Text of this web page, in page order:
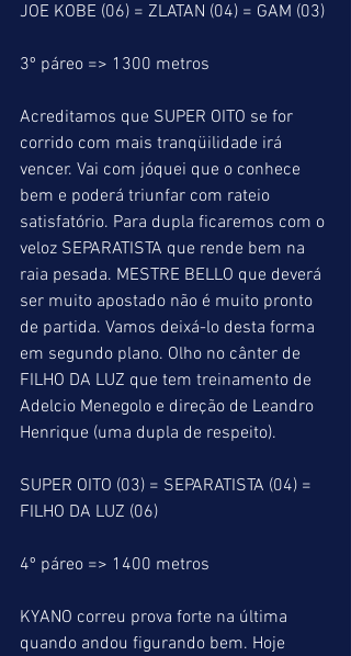
JOE KOBE (06) = ZLATAN (04) = GAM (03)
3º páreo => 1300 metros
Acreditamos que SUPER OITO se for
corrido com mais tranqüilidade irá
vencer. Vai com jóquei que o conhece
bem e poderá triunfar com rateio
satisfatório. Para dupla ficaremos com o
veloz SEPARATISTA que rende bem na
raia pesada. MESTRE BELLO que deverá
ser muito apostado não é muito pronto
de partida. Vamos deixá-lo desta forma
em segundo plano. Olho no cânter de
FILHO DA LUZ que tem treinamento de
Adelcio Menegolo e direção de Leandro
Henrique (uma dupla de respeito).
SUPER OITO (03) = SEPARATISTA (04) =
FILHO DA LUZ (06)
4º páreo => 1400 metros
KYANO correu prova forte na última
quando andou figurando bem. Hoje